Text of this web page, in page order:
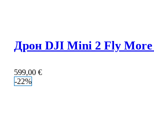
Дрон DJI Mini 2 Fly More
599,00 €
-22%